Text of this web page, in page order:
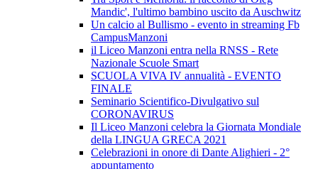
Mandic', l'ultimo bambino uscito da Auschwitz
Un calcio al Bullismo - evento in streaming Fb
CampusManzoni
il Liceo Manzoni entra nella RNSS - Rete
Nazionale Scuole Smart
SCUOLA VIVA IV annualità - EVENTO
FINALE
Seminario Scientifico-Divulgativo sul
CORONAVIRUS
Il Liceo Manzoni celebra la Giornata Mondiale
della LINGUA GRECA 2021
Celebrazioni in onore di Dante Alighieri - 2°
appuntamento